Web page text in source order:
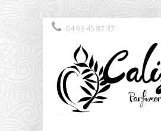
04 93 45 87 37